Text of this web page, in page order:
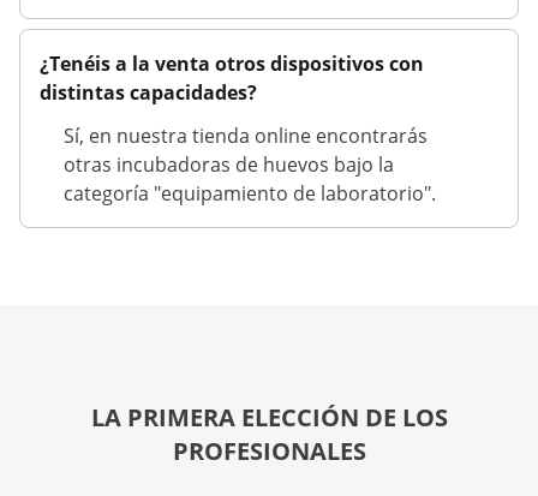
¿Tenéis a la venta otros dispositivos con
distintas capacidades?
Sí, en nuestra tienda online encontrarás
otras incubadoras de huevos bajo la
categoría "equipamiento de laboratorio".
LA PRIMERA ELECCIÓN DE LOS
PROFESIONALES